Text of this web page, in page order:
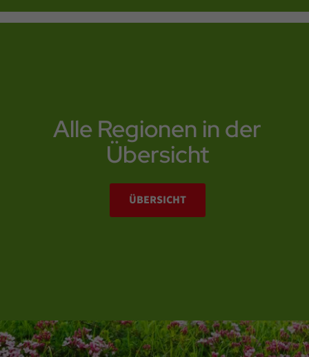
Alle Regionen in der
Übersicht
ÜBERSICHT